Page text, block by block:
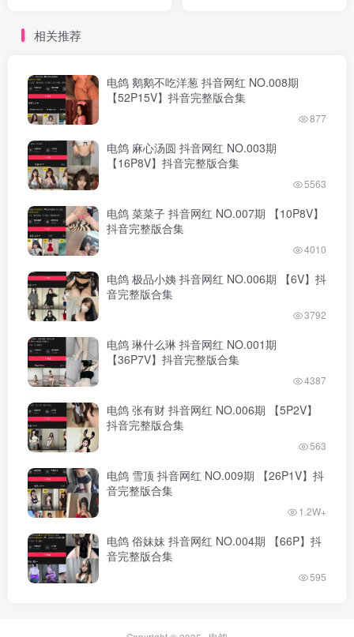
相关推荐
电鸽 鹅鹅不吃洋葱 抖音网红 NO.008期
【52P15V】抖音完整版合集
877
电鸽 麻心汤圆 抖音网红 NO.003期
【16P8V】抖音完整版合集
5563
电鸽 菜菜子 抖音网红 NO.007期 【10P8V】
抖音完整版合集
4010
电鸽 极品小姨 抖音网红 NO.006期 【6V】抖
音完整版合集
3792
电鸽 琳什么琳 抖音网红 NO.001期
【36P7V】抖音完整版合集
4387
电鸽 张有财 抖音网红 NO.006期 【5P2V】
抖音完整版合集
563
电鸽 雪顶 抖音网红 NO.009期 【26P1V】抖
音完整版合集
1.2W+
电鸽 俗妹妹 抖音网红 NO.004期 【66P】抖
音完整版合集
595